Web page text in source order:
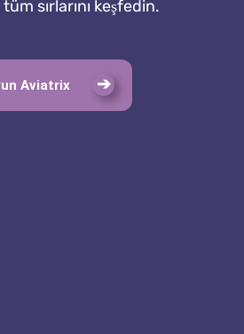
sırlarını keşfedin.
Aviatrix